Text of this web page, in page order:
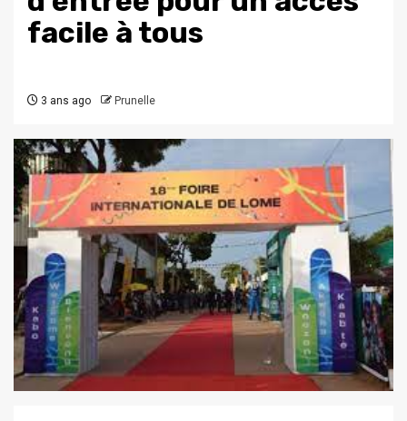
facile à tous
3 ans ago Prunelle